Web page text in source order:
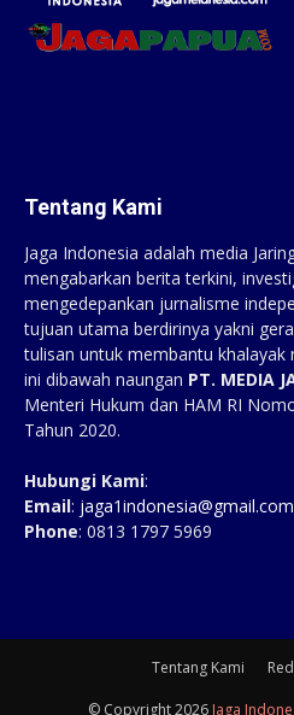
Tentang Kami
Jaga Indonesia adalah media
mengabarkan berita terkini,
mengedepankan jurnalisme
tujuan utama berdirinya yakni
tulisan untuk membantu khalayak
ini dibawah naungan PT. MEDIA
Menteri Hukum dan HAM RI
Tahun 2020.
Hubungi Kami:
Email: jaga1indonesia@gmail.com
Phone: 0813 1797 5969
Tentang Kami
© Copyright 2026 Jaga